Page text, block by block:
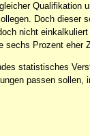
Qualifikation
Doch dieser
nicht
Prozent eher
statistisches
passen sollen,